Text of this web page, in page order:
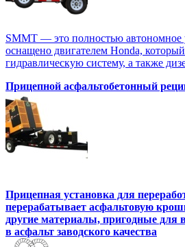
SMMT — это полностью автономное
оснащено двигателем Honda,
гидравлическую систему, а также
Прицепной асфальтобетонный
Прицепная установка для
перерабатывает асфальтовую
другие материалы, пригодные для
в асфальт заводского качества